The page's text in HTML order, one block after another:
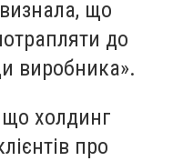
що
до
виробника».
холдинг
про